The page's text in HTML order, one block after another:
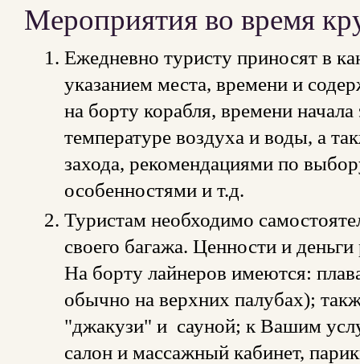
Мероприятия во время
Ежедневно туристу приносят в
указанием места, времени и
на борту корабля, времени
температуре воздуха и воды, а
захода, рекомендациями по
особенностями и т.д.
Туристам необходимо
своего багажа. Ценности и
На борту лайнеров имеются:
обычно на верхних палубах);
"джакузи" и сауной; к Вашим
салон и массажный кабинет,